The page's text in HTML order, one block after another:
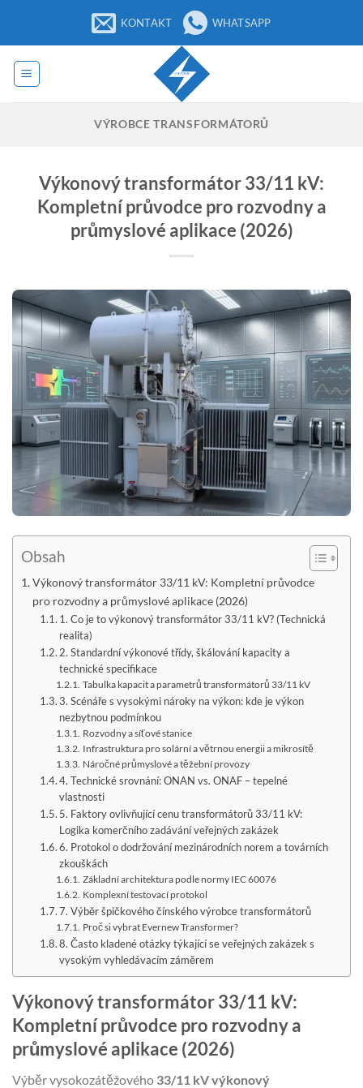
obsah
KONTAKT WHATSAPP
VÝROBCE TRANSFORMÁTORŮ
Výkonový transformátor 33/11 kV:
Kompletní průvodce pro rozvodny a
průmyslové aplikace (2026)
Obsah
Výkonový transformátor 33/11 kV: Kompletní průvodce
pro rozvodny a průmyslové aplikace (2026)
1. Co je to výkonový transformátor 33/11 kV? (Technická
realita)
2. Standardní výkonové třídy, škálování kapacity a
technické specifikace
Tabulka kapacit a parametrů transformátorů 33/11 kV
3. Scénáře s vysokými nároky na výkon: kde je výkon
nezbytnou podmínkou
Rozvodny a síťové stanice
Infrastruktura pro solární a větrnou energii a mikrosítě
Náročné průmyslové a těžební provozy
4. Technické srovnání: ONAN vs. ONAF – tepelné
vlastnosti
5. Faktory ovlivňující cenu transformátorů 33/11 kV:
Logika komerčního zadávání veřejných zakázek
6. Protokol o dodržování mezinárodních norem a továrních
zkouškách
Základní architektura podle normy IEC 60076
Komplexní testovací protokol
7. Výběr špičkového čínského výrobce transformátorů
Proč si vybrat Evernew Transformer?
8. Často kladené otázky týkající se veřejných zakázek s
vysokým vyhledávacím záměrem
Výkonový transformátor 33/11 kV:
Kompletní průvodce pro rozvodny a
průmyslové aplikace (2026)
Výběr vysokozátěžového 33/11 kV výkonový